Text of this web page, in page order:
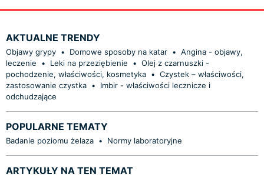
AKTUALNE TRENDY
Objawy grypy • Domowe sposoby na katar • Angina - objawy,
leczenie
• Leki na przeziębienie • Olej z czarnuszki -
pochodzenie, właściwości, kosmetyka • Czystek – właściwości,
zastosowanie czystka •
Imbir - właściwości lecznicze i
odchudzające
POPULARNE TEMATY
Badanie poziomu żelaza • Normy laboratoryjne
ARTYKUŁY NA TEN TEMAT